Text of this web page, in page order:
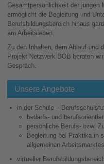
Gesamtpersönlichkeit der
ermöglicht die Begleitung und
Berufsbildungsbereich hinaus
am Arbeitsleben.
Zu den Inhalten, dem Ablauf und
Projekt Netzwerk BOB beraten
Gespräch.
Unsere Angebote
in der Schule –
bedarfs- und
persönliche Berufs- bzw.
Begleitung bei Praktika in
allgemeinen Arbeitsmarktes
virtueller